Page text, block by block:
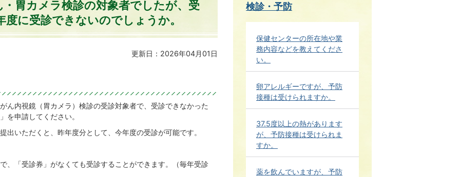
胃カメラ検診の対象者でしたが、受
に受診できないのでしょうか。
更新日：2026年04月01日
ん内視鏡（胃カメラ）検診の受診対象者で、受診できなかった
を申請してください。
出いただくと、昨年度分として、今年度の受診が可能です。
、「受診券」がなくても受診することができます。（毎年受診
検診・予防
保健センターの所在地や業
務内容などを教えてくださ
い。
卵アレルギーですが、予防
接種は受けられますか。
37.5度以上の熱があります
が、予防接種は受けられま
すか。
薬を飲んでいますが、予防